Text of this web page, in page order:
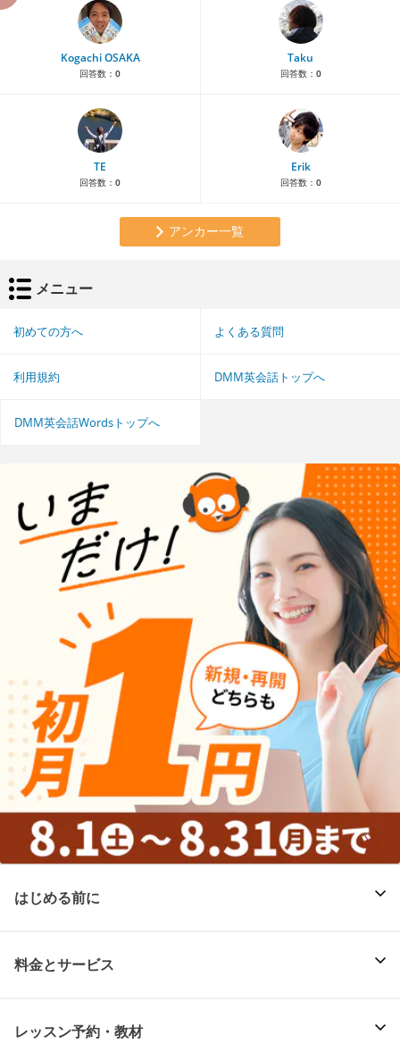
Kogachi OSAKA
回答数： 0
Taku
回答数： 0
TE
回答数： 0
Erik
回答数： 0
アンカー一覧
メニュー
初めての方へ よくある質問
利用規約 DMM英会話トップへ
DMM英会話Wordsトップへ
はじめる前に
料金とサービス
レッスン予約・教材